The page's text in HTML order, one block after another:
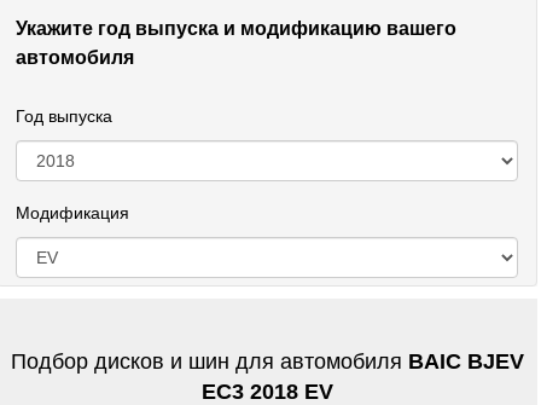
Укажите год выпуска и модификацию вашего
автомобиля
Год выпуска
Модификация
Подбор дисков и шин для автомобиля BAIC BJEV
EC3 2018 EV